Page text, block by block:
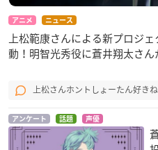
アニメ ニュース
上松範康さんによる新プロジ
動！明智光秀役に蒼井翔太さん
上松さんホントしょーたん好きね
アンケート 話題 声優